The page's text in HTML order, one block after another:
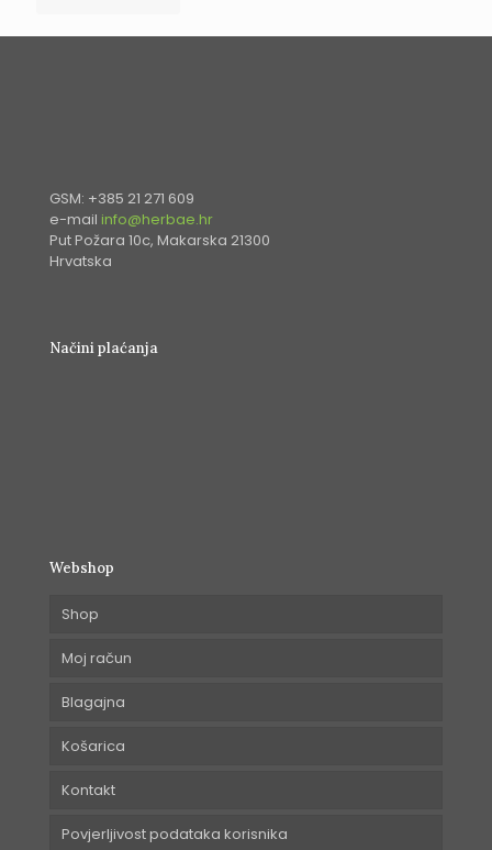
GSM: +385 21 271 609
e-mail info@herbae.hr
Put Požara 10c, Makarska 21300
Hrvatska
Načini plaćanja
Webshop
Shop
Moj račun
Blagajna
Košarica
Kontakt
Povjerljivost podataka korisnika